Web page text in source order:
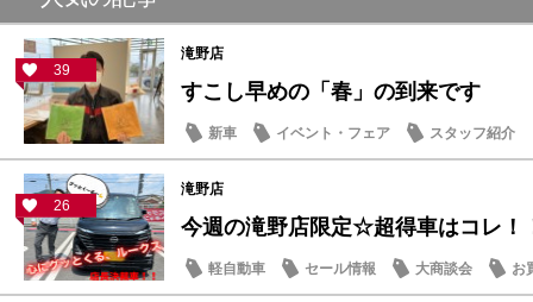
39
滝野店
すこし早めの「春」の到来です
新車 イベント・フェア スタッフ紹介
26
滝野店
今週の滝野店限定☆超得車はコレ！
軽自動車 セール情報 大商談会 お